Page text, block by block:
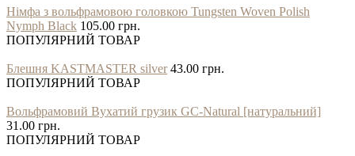
Німфа з вольфрамовою головкою Tungsten Woven Polish
Nymph Black 105.00 грн.
ПОПУЛЯРНИЙ ТОВАР
Блешня KASTMASTER silver 43.00 грн.
ПОПУЛЯРНИЙ ТОВАР
Вольфрамовий Вухатий грузик GC-Natural [натуральний]
31.00 грн.
ПОПУЛЯРНИЙ ТОВАР